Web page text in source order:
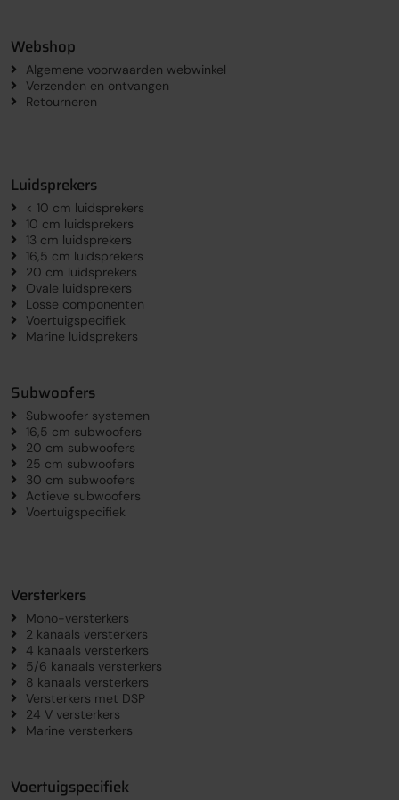
Webshop
Algemene voorwaarden webwinkel
Verzenden en ontvangen
Retourneren
Luidsprekers
< 10 cm luidsprekers
10 cm luidsprekers
13 cm luidsprekers
16,5 cm luidsprekers
20 cm luidsprekers
Ovale luidsprekers
Losse componenten
Voertuigspecifiek
Marine luidsprekers
Subwoofers
Subwoofer systemen
16,5 cm subwoofers
20 cm subwoofers
25 cm subwoofers
30 cm subwoofers
Actieve subwoofers
Voertuigspecifiek
Versterkers
Mono-versterkers
2 kanaals versterkers
4 kanaals versterkers
5/6 kanaals versterkers
8 kanaals versterkers
Versterkers met DSP
24 V versterkers
Marine versterkers
Voertuigspecifiek